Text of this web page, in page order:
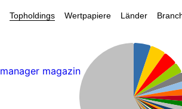
Topholdings Wertpapiere Länder
manager magazin